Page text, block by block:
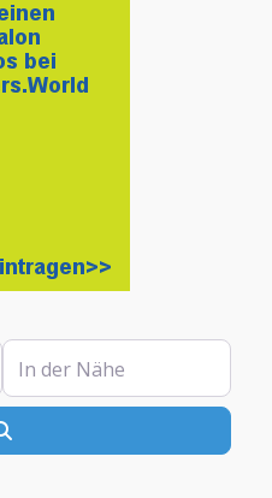
In der Nähe